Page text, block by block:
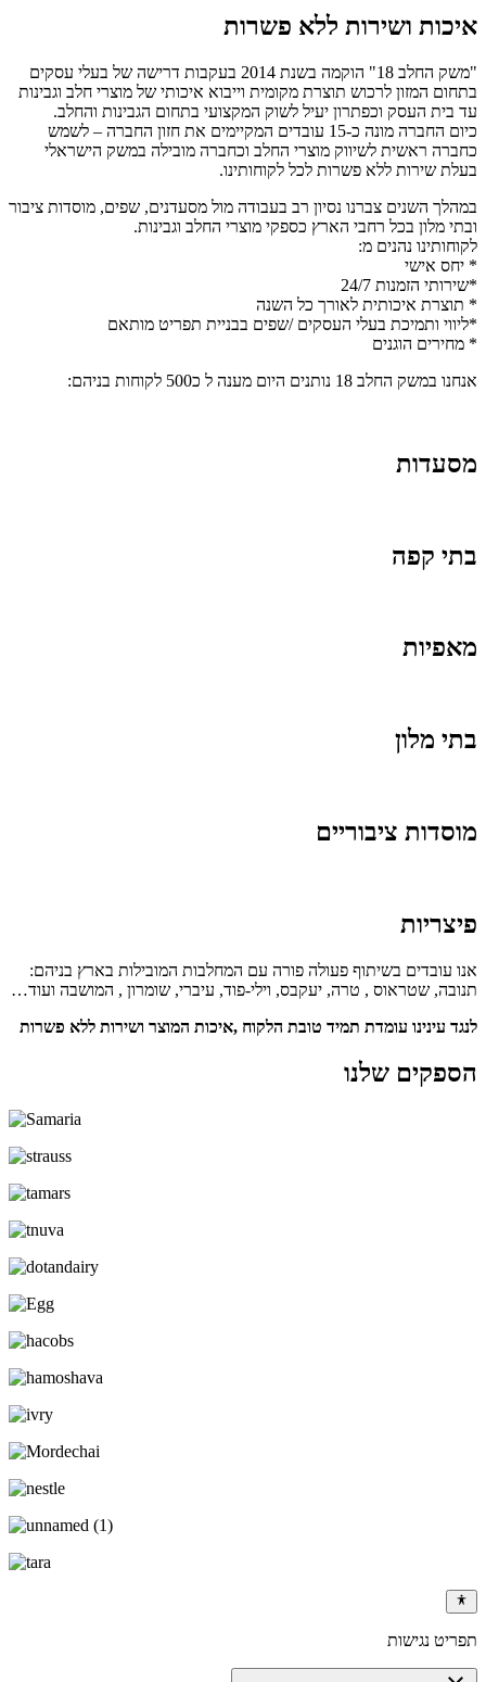
איכות ושירות ללא פשרות
"משק החלב 18" הוקמה בשנת 2014 בעקבות דרישה של בעלי עסקים
בתחום המזון לרכוש תוצרת מקומית וייבוא איכותי של מוצרי חלב וגבינות
עד בית העסק וכפתרון יעיל לשוק המקצועי בתחום הגבינות והחלב.
כיום החברה מונה כ-15 עובדים המקיימים את חזון החברה – לשמש
כחברה ראשית לשיווק מוצרי החלב וכחברה מובילה במשק הישראלי
בעלת שירות ללא פשרות לכל לקוחותינו.
במהלך השנים צברנו נסיון רב בעבודה מול מסעדנים, שפים, מוסדות ציבור
ובתי מלון בכל רחבי הארץ כספקי מוצרי החלב וגבינות.
לקוחותינו נהנים מ:
* יחס אישי
*שירותי הזמנות 24/7
* תוצרת איכותית לאורך כל השנה
*ליווי ותמיכת בעלי העסקים /שפים בבניית תפריט מותאם
* מחירים הוגנים
אנחנו במשק החלב 18 נותנים היום מענה ל כ500 לקוחות בניהם:
מסעדות
בתי קפה
מאפיות
בתי מלון
מוסדות ציבוריים
פיצריות
אנו עובדים בשיתוף פעולה פורה עם המחלבות המובילות בארץ בניהם:
תנובה, שטראוס , טרה, יעקבס, וילי-פוד, עיברי, שומרון , המושבה ועוד…
לנגד עינינו עומדת תמיד טובת הלקוח ,איכות המוצר ושירות ללא פשרות
הספקים שלנו
תפריט נגישות